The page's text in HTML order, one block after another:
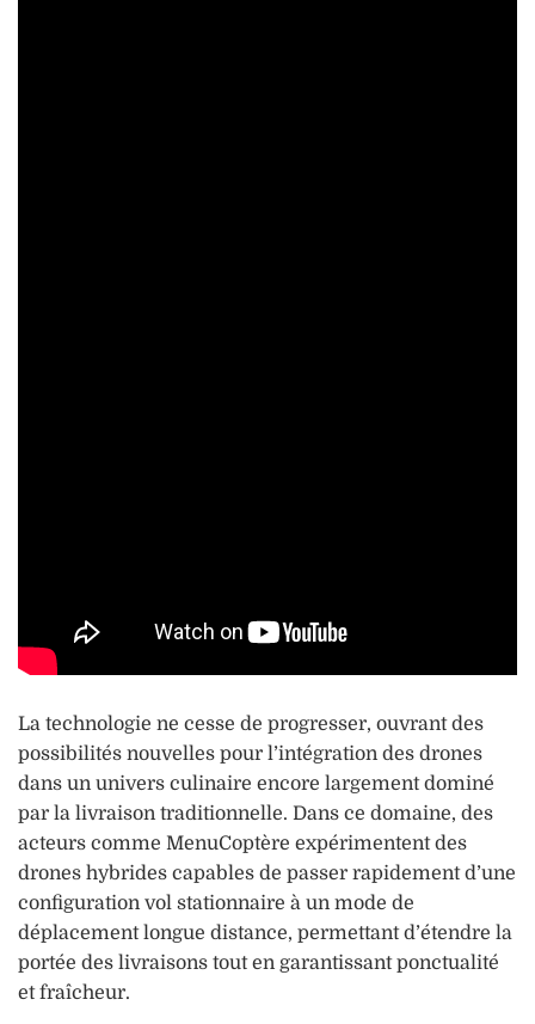
La technologie ne cesse de progresser, ouvrant des
possibilités nouvelles pour l’intégration des drones
dans un univers culinaire encore largement dominé
par la livraison traditionnelle. Dans ce domaine, des
acteurs comme MenuCoptère expérimentent des
drones hybrides capables de passer rapidement d’une
configuration vol stationnaire à un mode de
déplacement longue distance, permettant d’étendre la
portée des livraisons tout en garantissant ponctualité
et fraîcheur.